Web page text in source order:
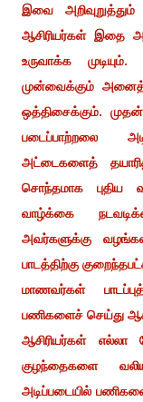
இவை
ஆசிரியர்கள் இதை
உருவாக்க
முன்வைக்கும்
ஒத்திசைக்கும்.
படைப்பாற்றலை
அட்டைகளைத்
சொந்தமாக புதிய
வாழ்க்கை
அவர்களுக்கு
பாடத்திற்கு
மாணவர்கள்
பணிகளைச் செய்து
ஆசிரியர்கள் எல்லா
குழந்தைகளை
அடிப்படையில்